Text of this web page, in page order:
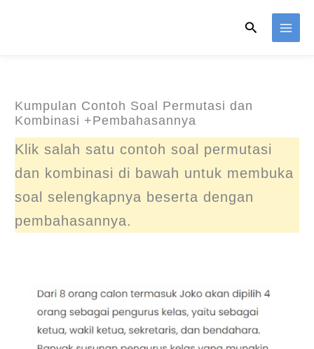
Search
Kumpulan Contoh Soal Permutasi dan
Kombinasi +Pembahasannya
Klik salah satu contoh soal permutasi
dan kombinasi di bawah untuk membuka
soal selengkapnya beserta dengan
pembahasannya.